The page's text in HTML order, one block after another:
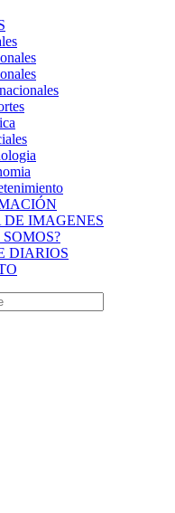
IMAGENES
DIARIOS